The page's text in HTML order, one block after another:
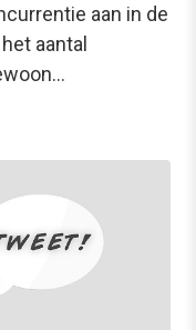
aan in de
aantal